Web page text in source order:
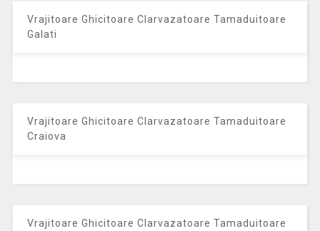
Vrajitoare Ghicitoare Clarvazatoare Tamaduitoare
Galati
Vrajitoare Ghicitoare Clarvazatoare Tamaduitoare
Craiova
Vrajitoare Ghicitoare Clarvazatoare Tamaduitoare